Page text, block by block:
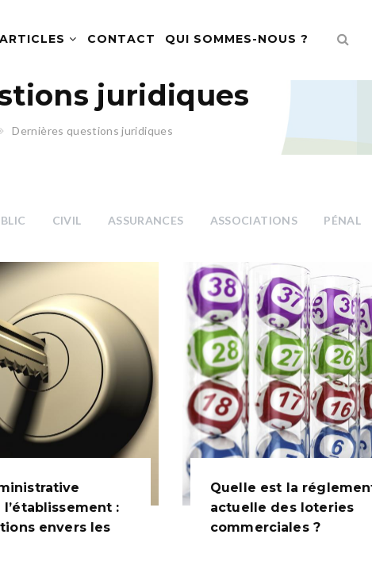
CONTACT QUI SOMMES-NOUS ?
juridiques
Dernières questions juridiques
CIVIL ASSURANCES ASSOCIATIONS PÉNAL
:
envers les
Quelle est la
actuelle des loteries
commerciales ?